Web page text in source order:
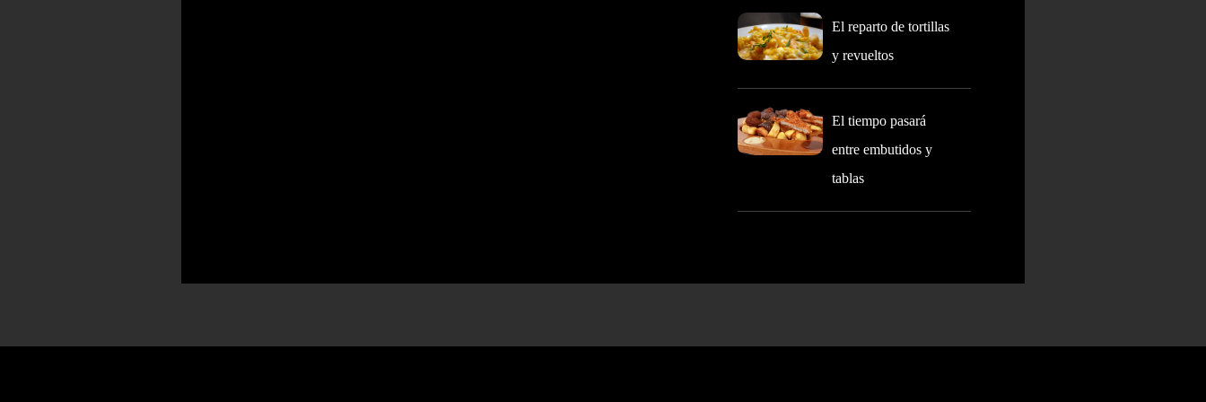
El reparto de tortillas
y revueltos
El tiempo pasará
entre embutidos y
tablas